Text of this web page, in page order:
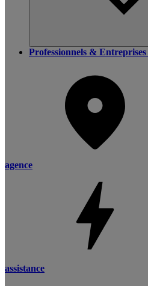
Professionnels & Entreprises
agence
assistance